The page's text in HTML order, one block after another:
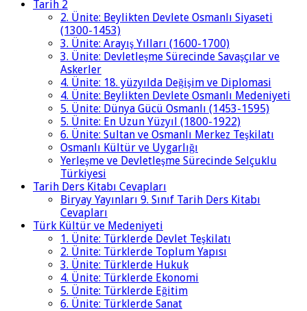
Tarih 2
2. Ünite: Beylikten Devlete Osmanlı Siyaseti
(1300-1453)
3. Ünite: Arayış Yılları (1600-1700)
3. Ünite: Devletleşme Sürecinde Savaşçılar ve
Askerler
4. Ünite: 18. yüzyılda Değişim ve Diplomasi
4. Ünite: Beylikten Devlete Osmanlı Medeniyeti
5. Ünite: Dünya Gücü Osmanlı (1453-1595)
5. Ünite: En Uzun Yüzyıl (1800-1922)
6. Ünite: Sultan ve Osmanlı Merkez Teşkilatı
Osmanlı Kültür ve Uygarlığı
Yerleşme ve Devletleşme Sürecinde Selçuklu
Türkiyesi
Tarih Ders Kitabı Cevapları
Biryay Yayınları 9. Sınıf Tarih Ders Kitabı
Cevapları
Türk Kültür ve Medeniyeti
1. Ünite: Türklerde Devlet Teşkilatı
2. Ünite: Türklerde Toplum Yapısı
3. Ünite: Türklerde Hukuk
4. Ünite: Türklerde Ekonomi
5. Ünite: Türklerde Eğitim
6. Ünite: Türklerde Sanat